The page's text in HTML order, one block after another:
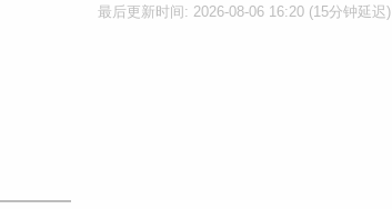
最后更新时间: 2026-08-06 16:20 (15分钟延迟)